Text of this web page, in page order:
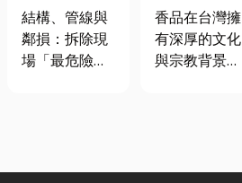
裝潢拆除、水
泥切割施工前
必看的避坑指
結構、管線與
鄰損：拆除現
場「最危險的
混亂的環境
材打造純淨香
氣，一次了解
天然低煙香品
香品在台灣擁
有深厚的文化
與宗教背景，
隨著佛教、道